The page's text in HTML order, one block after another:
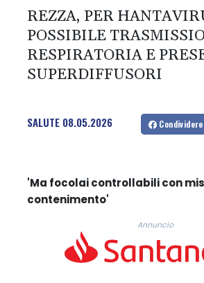
REZZA, PER
POSSIBILE
RESPIRATORIA E
SUPERDIFFUSORI
SALUTE 08.05.2026 Condividere
'Ma focolai controllabili con
contenimento'
Annuncio